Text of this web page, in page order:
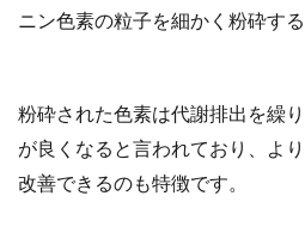
ニン色素の粒子を細かく粉砕す
粉砕された色素は代謝排出を繰
が良くなると言われており、よ
改善できるのも特徴です。